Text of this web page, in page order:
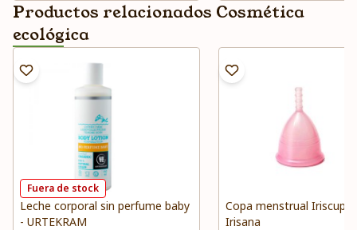
Productos relacionados Cosmética
ecológica
Fuera de stock
Leche corporal sin perfume baby
- URTEKRAM
Copa menstrual Iriscup
Irisana